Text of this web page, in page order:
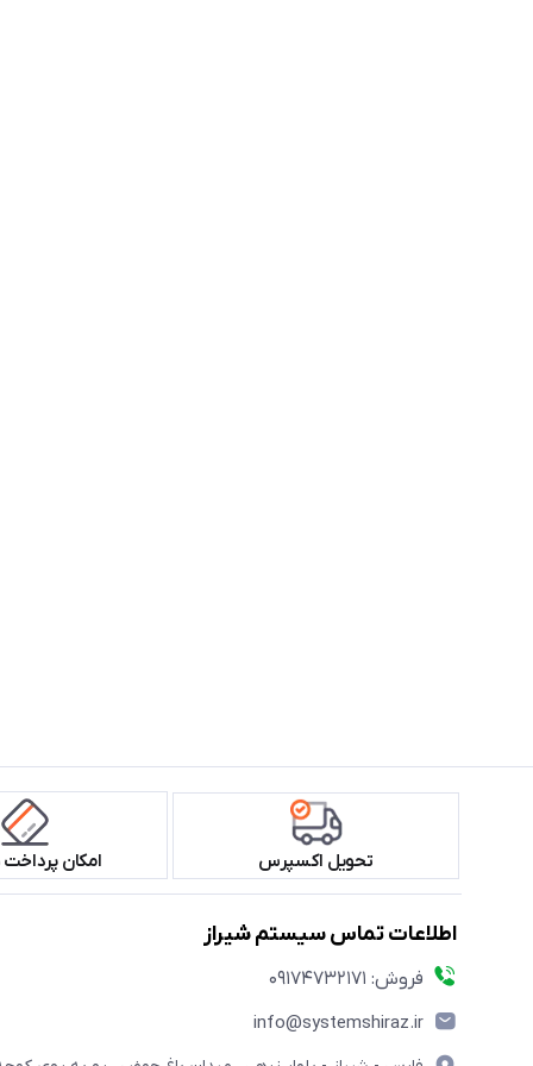
تحویل اکسپرس امکان
اطلاعات تماس سیستم شیراز
فروش: 09174732171
info@systemshiraz.ir